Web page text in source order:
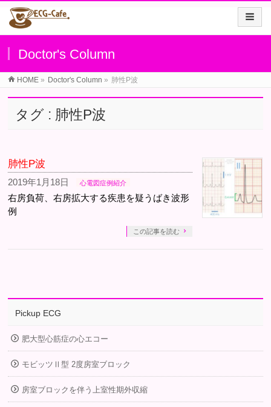
Doctor's Column
HOME » Doctor's Column » 肺性P波
タグ : 肺性P波
肺性P波
2019年1月18日 心電図症例紹介
右房負荷、右房拡大する疾患を疑うばき波形
例
この記事を読む
Pickup ECG
肥大型心筋症の心エコー
モビッツⅡ型 2度房室ブロック
房室ブロックを伴う上室性期外収縮